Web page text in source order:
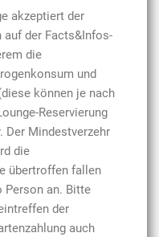
akzeptiert der
auf der Facts&Infos-
die
und
können je nach
Reservierung
Der Mindestverzehr
die
übertroffen fallen
Person an. Bitte
der
auch